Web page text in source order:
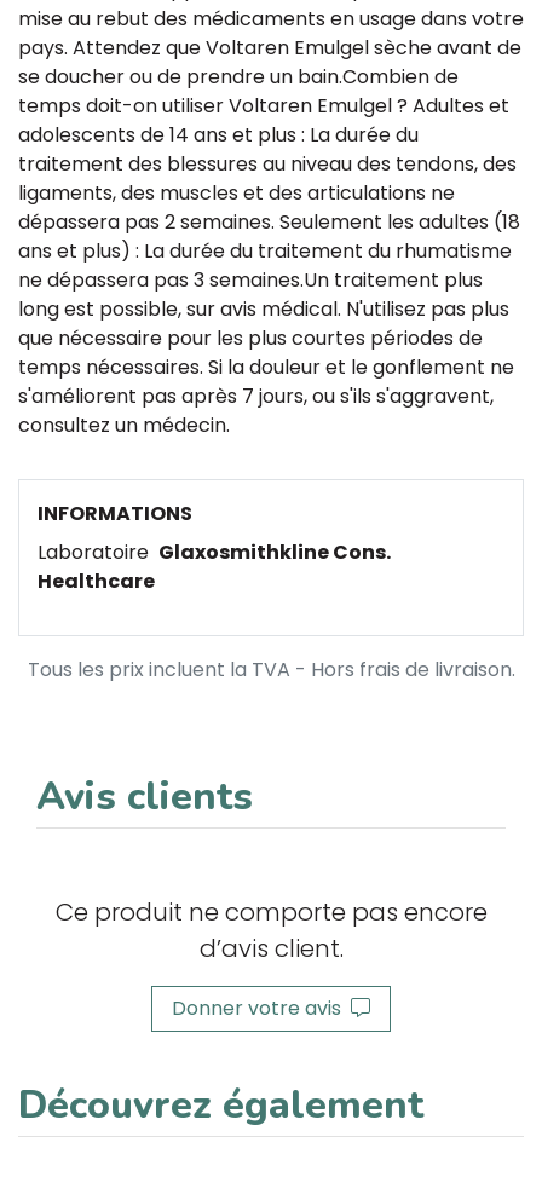
mise au rebut des médicaments en usage dans votre
pays. Attendez que Voltaren Emulgel sèche avant de
se doucher ou de prendre un bain.Combien de
temps doit-on utiliser Voltaren Emulgel ? Adultes et
adolescents de 14 ans et plus : La durée du
traitement des blessures au niveau des tendons, des
ligaments, des muscles et des articulations ne
dépassera pas 2 semaines. Seulement les adultes (18
ans et plus) : La durée du traitement du rhumatisme
ne dépassera pas 3 semaines.Un traitement plus
long est possible, sur avis médical. N'utilisez pas plus
que nécessaire pour les plus courtes périodes de
temps nécessaires. Si la douleur et le gonflement ne
s'améliorent pas après 7 jours, ou s'ils s'aggravent,
consultez un médecin.
INFORMATIONS
Laboratoire Glaxosmithkline Cons.
Healthcare
Tous les prix incluent la TVA - Hors frais de livraison.
Avis clients
Ce produit ne comporte pas encore
d’avis client.
Donner votre avis
Découvrez également